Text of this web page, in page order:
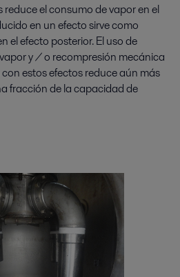
reduce el consumo de vapor en el
en un efecto sirve como
el efecto posterior. El uso de
y / o recompresión mecánica
estos efectos reduce aún más
fracción de la capacidad de